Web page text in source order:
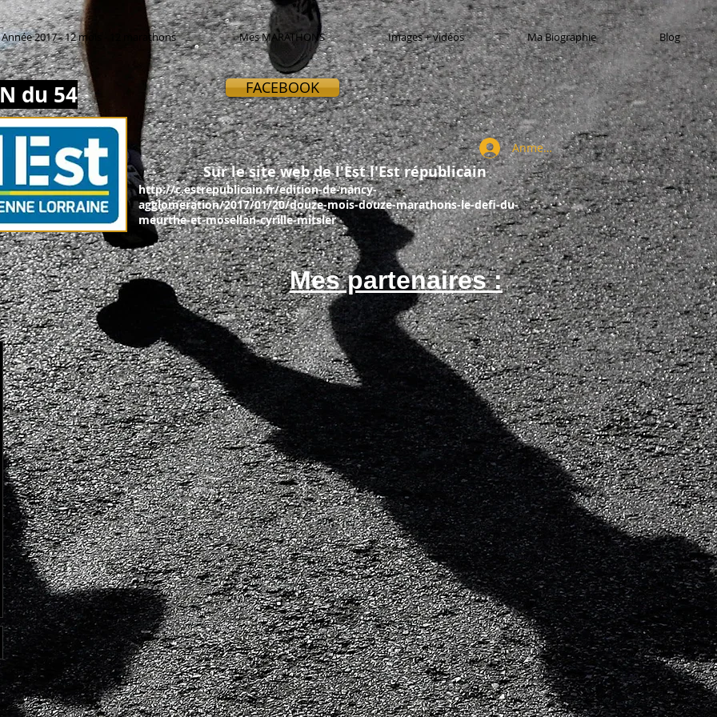
Année 2017 - 12 mois - 12 marathons Mes MARATHONS Images + vidéos Ma Biographie Blog
du 54 FACEBOOK
Sur le site web de l'Est l'Est républicain
http://c.estrepublicain.fr/edition-de-nancy-
agglomeration/2017/01/20/douze-mois-douze-marathons-le-defi-du-
meurthe-et-mosellan-cyrille-mitsler
Anmelden
Mes partenaires :